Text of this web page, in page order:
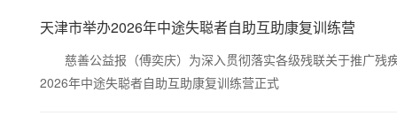
天津市举办2026年中途失聪者自助互助康复训练营
慈善公益报（傅奕庆）为深入贯彻落实各级残联关于推广残
2026年中途失聪者自助互助康复训练营正式